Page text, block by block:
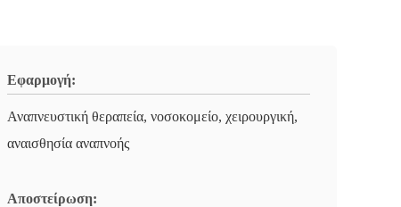
Εφαρμογή:
Αναπνευστική θεραπεία, νοσοκομείο, χειρουργική,
αναισθησία αναπνοής
Αποστείρωση: